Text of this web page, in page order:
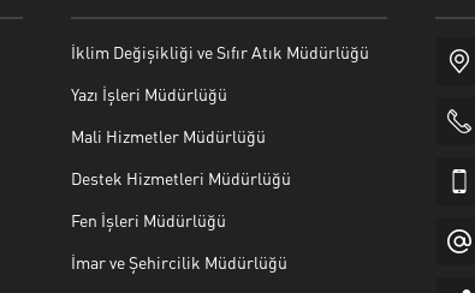
İklim Değişikliği ve Sıfır Atık Müdürlüğü
Yazı İşleri Müdürlüğü
Mali Hizmetler Müdürlüğü
Destek Hizmetleri Müdürlüğü
Fen İşleri Müdürlüğü
İmar ve Şehircilik Müdürlüğü